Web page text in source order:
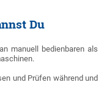
Du
manuell bedienbaren als
und Prüfen während und